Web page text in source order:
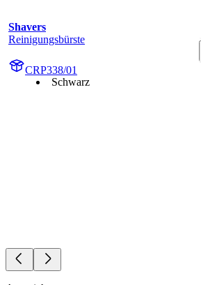
Shavers
Reinigungsbürste
CRP338/01
Schwarz